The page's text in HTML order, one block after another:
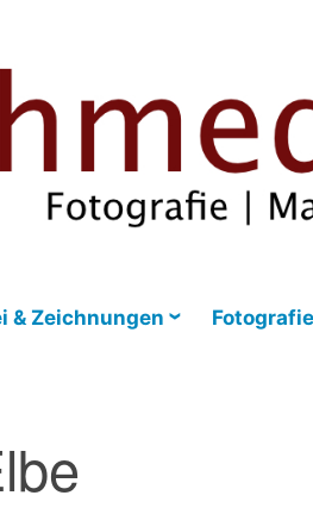
& Zeichnungen Fotografie